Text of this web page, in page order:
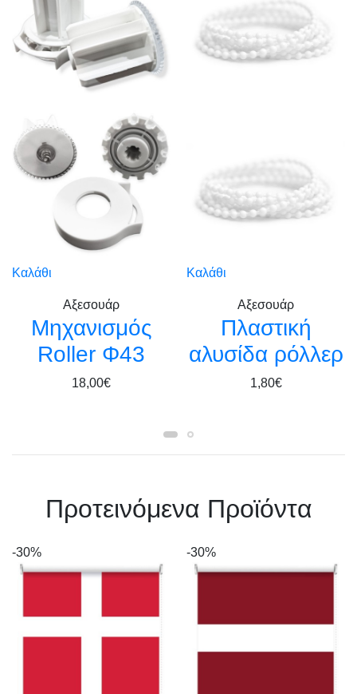
Καλάθι
Αξεσουάρ
Μηχανισμός
Roller Φ43
18,00€
Καλάθι
Αξεσουάρ
Πλαστική
αλυσίδα ρόλλερ
1,80€
Πρoτεινόμενα Προϊόντα
-30% -30%